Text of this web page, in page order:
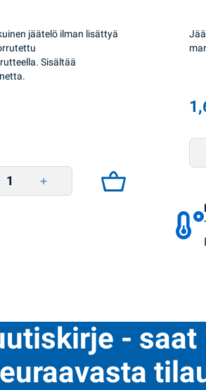
jäätelö ilman lisättyä
Sisältää
sokeriton 60g Rud quantity
- saat